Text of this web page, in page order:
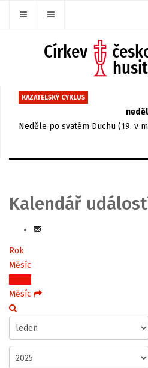
KAZATELSKÝ CYKLUS
Neděle po svatém Duchu (19. v
Kalendář
Rok
Měsíc
Týden
Měsíc